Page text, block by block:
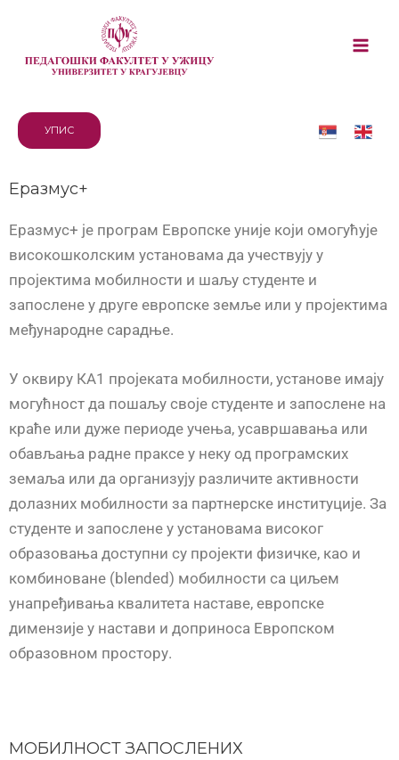
УПИС
Еразмус+
Еразмус+ је програм Европске уније који омогућује
високошколским установама да учествују у
пројектима мобилности и шаљу студенте и
запослене у друге европске земље или у пројектима
међународне сарадње.
У оквиру КА1 пројеката мобилности, установе имају
могућност да пошаљу своје студенте и запослене на
краће или дуже периоде учења, усавршавања или
обављања радне праксе у неку од програмских
земаља или да организују различите активности
долазних мобилности за партнерске институције. За
студенте и запослене у установама високог
образовања доступни су пројекти физичке, као и
комбиноване (blended) мобилности са циљем
унапређивања квалитета наставе, европске
димензије у настави и доприноса Европском
образовном простору.
МОБИЛНОСТ ЗАПОСЛЕНИХ